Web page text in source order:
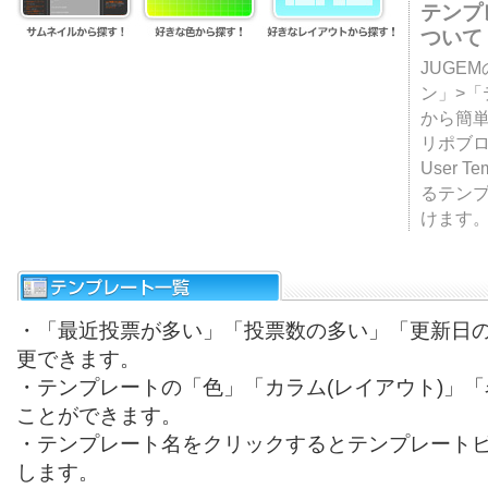
テン
ついて
JUGEM
ン」>
から簡
リポブ
User
るテン
けます
・「最近投票が多い」「投票数の多い」「更新日
更できます。
・テンプレートの「色」「カラム(レイアウト)」
ことができます。
・テンプレート名をクリックするとテンプレート
します。